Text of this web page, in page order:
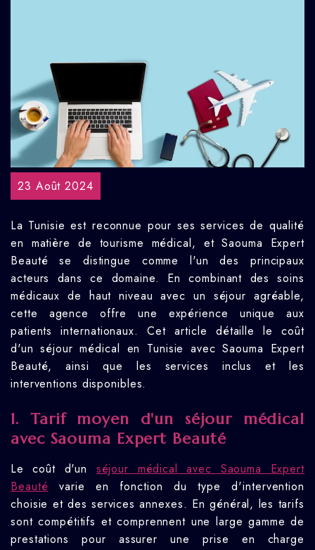
23 Août 2024
La Tunisie est reconnue pour ses services de qualité
en matière de tourisme médical, et Saouma Expert
Beauté se distingue comme l'un des principaux
acteurs dans ce domaine. En combinant des soins
médicaux de haut niveau avec un séjour agréable,
cette agence offre une expérience unique aux
patients internationaux. Cet article détaille le coût
d'un séjour médical en Tunisie avec Saouma Expert
Beauté, ainsi que les services inclus et les
interventions disponibles.
1. Tarif moyen d'un séjour médical
avec Saouma Expert Beauté
Le coût d'un séjour médical avec Saouma Expert
Beauté varie en fonction du type d'intervention
choisie et des services annexes. En général, les tarifs
sont compétitifs et comprennent une large gamme de
prestations pour assurer une prise en charge